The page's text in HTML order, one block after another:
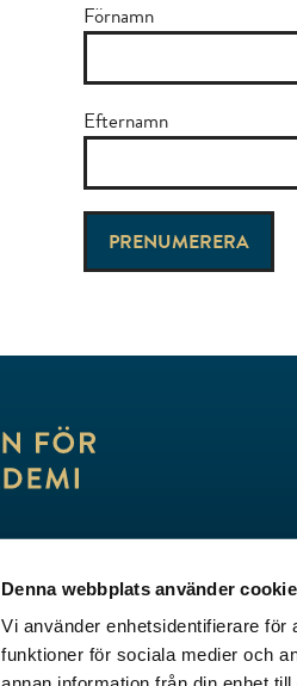
Denna webbplats använder
Vi använder enhetsidentifierare för
funktioner för sociala medier och
Förnamn
Efternamn